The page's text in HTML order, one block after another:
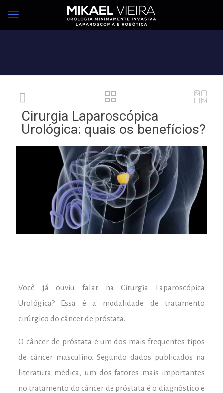
Cirurgia Laparoscópica
Urológica: quais os benefícios?
Você já ouviu falar na Cirurgia Laparoscópica
Urológica? Essa é a modalidade de tratamento
cirúrgico do câncer de próstata.
O câncer de próstata é um dos mais frequentes tipos
de câncer masculino. Segundo dados publicados na
literatura médica, um dos fatores mais importantes
no tratamento do câncer de próstata é o diagnóstico e